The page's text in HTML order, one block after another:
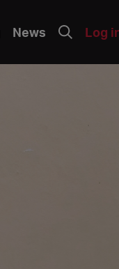
News Log